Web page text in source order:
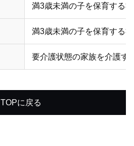
満3歳未満の⼦を保育する
満3歳未満の⼦を保育する
要介護状態の家族を介護す
TOPに戻る